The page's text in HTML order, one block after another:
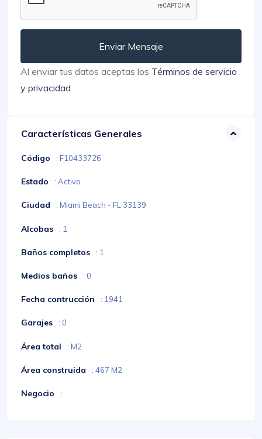
Enviar Mensaje
Al enviar tus datos aceptas los Términos de servicio
y privacidad
Características Generales
Código : F10433726
Estado : Activo
Ciudad : Miami Beach - FL 33139
Alcobas : 1
Baños completos : 1
Medios baños : 0
Fecha contrucción : 1941
Garajes : 0
Área total : M2
Área construida : 467 M2
Negocio :